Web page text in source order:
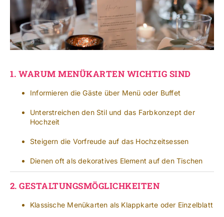
1.WARUM MENÜKARTEN WICHTIG SIND
Informieren die Gäste über Menü oder Buffet
Unterstreichen den Stil und das Farbkonzept der
Hochzeit
Steigern die Vorfreude auf das Hochzeitsessen
Dienen oft als dekoratives Element auf den Tischen
2.GESTALTUNGSMÖGLICHKEITEN
Klassische Menükarten als Klappkarte oder Einzelblatt